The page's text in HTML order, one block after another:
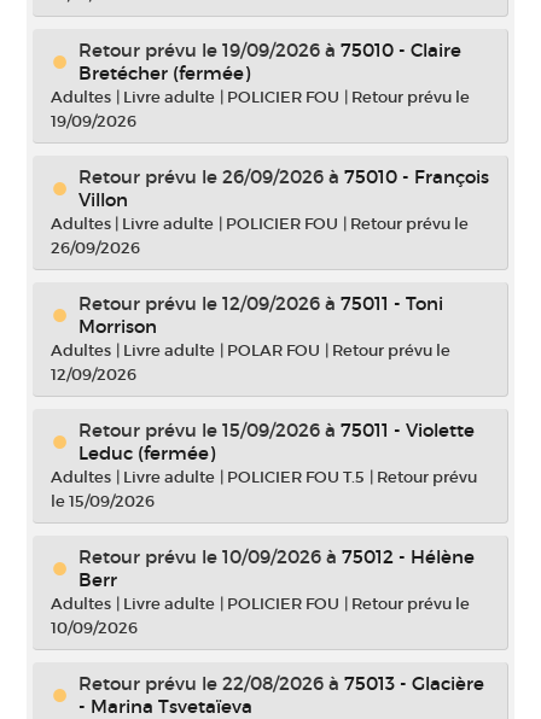
Retour prévu le 19/09/2026 à 75010 - Claire
Bretécher (fermée)
Adultes | Livre adulte | POLICIER FOU | Retour prévu le
19/09/2026
Retour prévu le 26/09/2026 à 75010 - François
Villon
Adultes | Livre adulte | POLICIER FOU | Retour prévu le
26/09/2026
Retour prévu le 12/09/2026 à 75011 - Toni
Morrison
Adultes | Livre adulte | POLAR FOU | Retour prévu le
12/09/2026
Retour prévu le 15/09/2026 à 75011 - Violette
Leduc (fermée)
Adultes | Livre adulte | POLICIER FOU T.5 | Retour prévu
le 15/09/2026
Retour prévu le 10/09/2026 à 75012 - Hélène
Berr
Adultes | Livre adulte | POLICIER FOU | Retour prévu le
10/09/2026
Retour prévu le 22/08/2026 à 75013 - Glacière
- Marina Tsvetaïeva